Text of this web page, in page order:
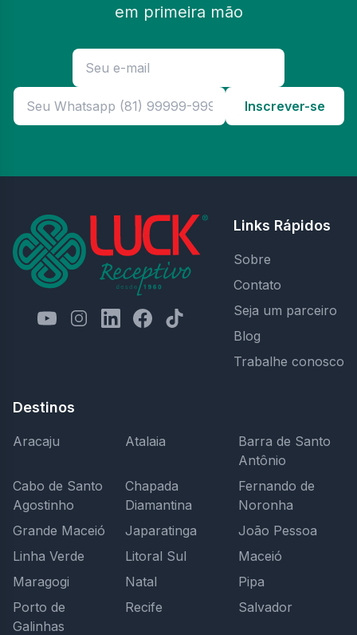
em primeira mão
Inscrever-se
Links Rápidos
Sobre
Contato
Seja um parceiro
Blog
Trabalhe conosco
Destinos
Aracaju Atalaia
Barra de Santo
Antônio
Cabo de Santo
Agostinho
Chapada
Diamantina
Fernando de
Noronha
Grande Maceió
Japaratinga
João Pessoa
Linha Verde
Litoral Sul
Maceió
Maragogi
Natal
Pipa
Porto de
Galinhas
Recife Salvador